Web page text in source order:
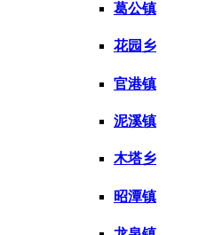
葛公镇
花园乡
官港镇
泥溪镇
木塔乡
昭潭镇